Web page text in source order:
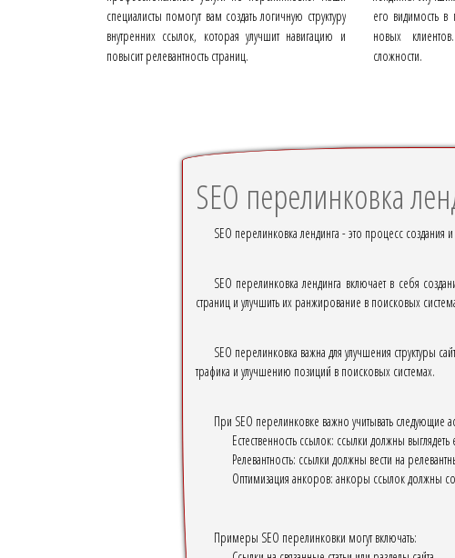
специалисты помогут вам создать логичную структуру
внутренних ссылок, которая улучшит навигацию и
повысит релевантность страниц.
его видимость
новых
сложности.
SEO перелинковка
SEO перелинковка лендинга - это процесс
SEO перелинковка лендинга включает в себя
страниц и улучшить их ранжирование в поисковых
SEO перелинковка важна для улучшения структуры
трафика и улучшению позиций в поисковых системах.
При SEO перелинковке важно учитывать следующие
Естественность ссылок: ссылки должны
Релевантность: ссылки должны вести на
Оптимизация анкоров: анкоры ссылок должны
Примеры SEO перелинковки могут включать: